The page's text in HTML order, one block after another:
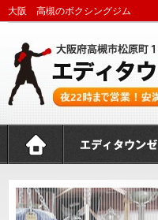
大阪 高槻のボクシングジム